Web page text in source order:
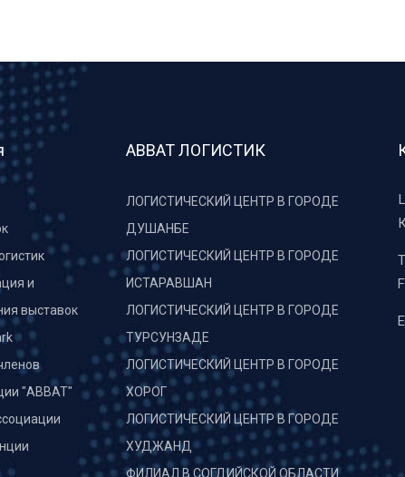
и
выставок
"АВВАТ"
АВВАТ ЛОГИСТИК
ЛОГИСТИЧЕСКИЙ ЦЕНТР В ГОРОДЕ
ДУШАНБЕ
ЛОГИСТИЧЕСКИЙ ЦЕНТР В ГОРОДЕ
ИСТАРАВШАН
ЛОГИСТИЧЕСКИЙ ЦЕНТР В ГОРОДЕ
ТУРСУНЗАДЕ
ЛОГИСТИЧЕСКИЙ ЦЕНТР В ГОРОДЕ
ХОРОГ
ЛОГИСТИЧЕСКИЙ ЦЕНТР В ГОРОДЕ
ХУДЖАНД
ФИЛИАЛ В СОГДИЙСКОЙ ОБЛАСТИ